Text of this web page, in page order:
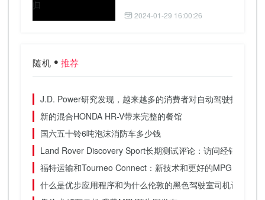
2024-01-29 16:00:26
随机 推荐
J.D. Power研究发现，越来越多的消费者对自动驾驶技术持
新的混合HONDA HR-V带来完整的餐馆
国六五十铃6吨泡沫消防车多少钱
Land Rover Discovery Sport长期测试评论：访问经销商
福特运输和Tourneo Connect：新技术和更好的MPG
什么是优步应用程序和为什么伦敦的黑色驾驶室司机讨厌它？